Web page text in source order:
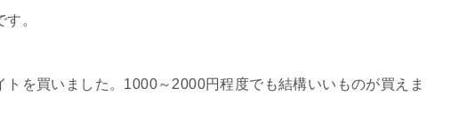
。
を買いました。1000～2000円程度でも結構いいものが買えま